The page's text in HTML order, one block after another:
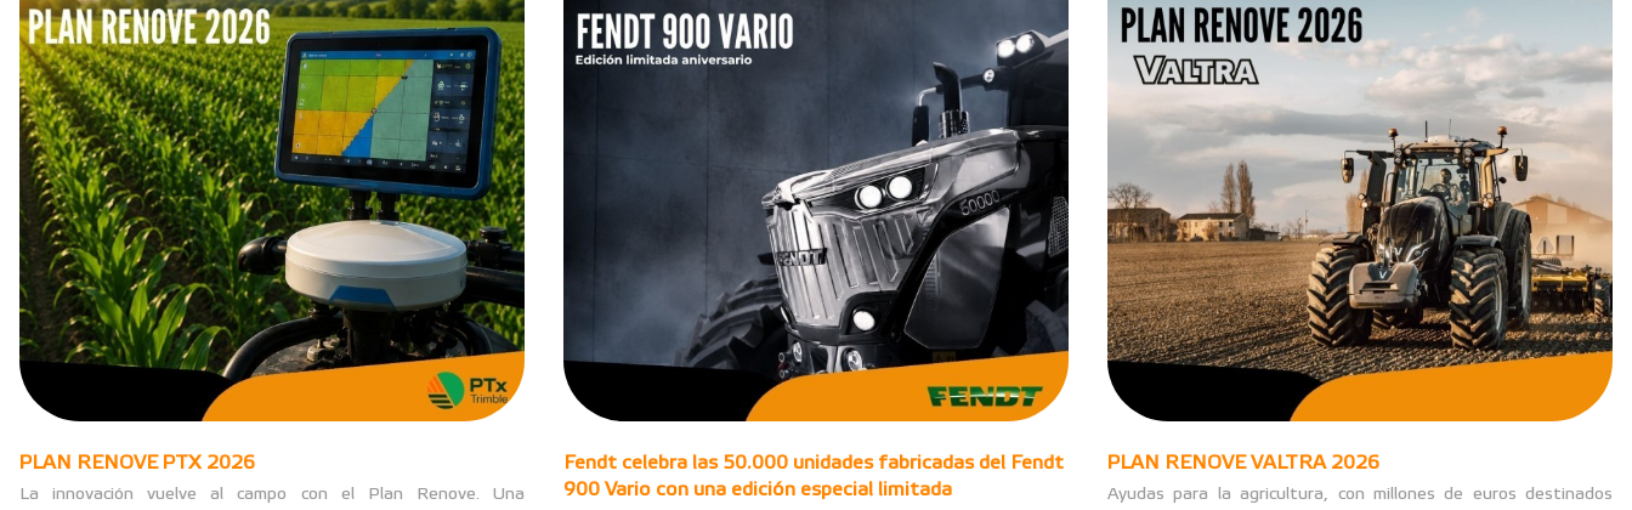
PLAN RENOVE PTX 2026
La innovación vuelve al campo con el Plan Renove. Una
Fendt celebra las 50.000 unidades fabricadas del Fendt
900 Vario con una edición especial limitada
PLAN RENOVE VALTRA 2026
Ayudas para la agricultura, con millones de euros destinados